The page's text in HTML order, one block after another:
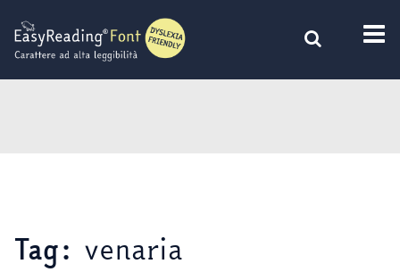
contenuto
Tag: venaria